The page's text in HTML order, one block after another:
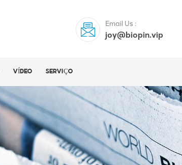
Email Us :
joy@biopin.vip
VÍDEO SERVIÇO